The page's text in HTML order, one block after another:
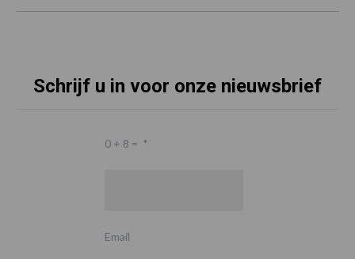
Schrijf u in voor onze nieuwsbrief
0 + 8 = *
Email